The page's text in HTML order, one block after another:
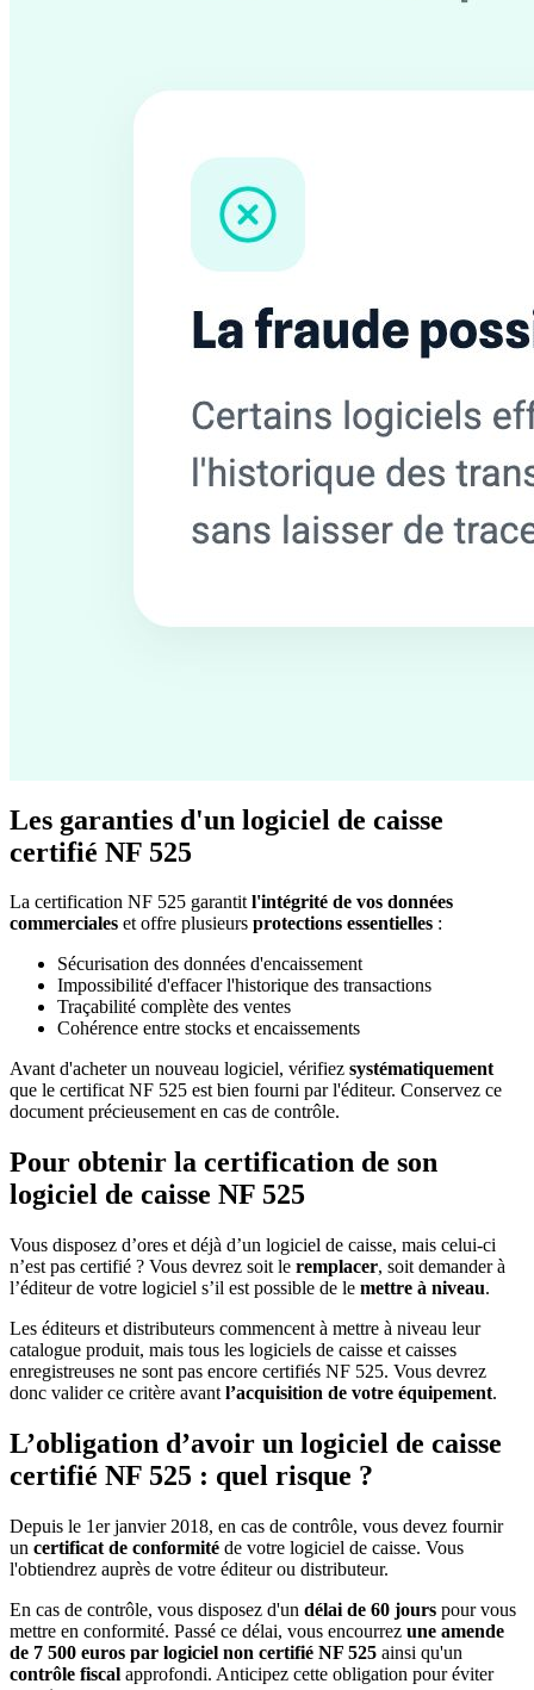
Les garanties d'un logiciel de caisse
certifié NF 525
La certification NF 525 garantitl'intégrité de vos données
commerciales et offre plusieurs protections essentielles :
Sécurisation des données d'encaissement
Impossibilité d'effacer l'historique des transactions
Traçabilité complète des ventes
Cohérence entre stocks et encaissements
Avant d'acheter un nouveau logiciel, vérifiez systématiquement
que le certificat NF 525 est bien fourni par l'éditeur. Conservez ce
document précieusement en cas de contrôle.
Pour obtenir la certification de son
logiciel de caisse NF 525
Vous disposez d’ores et déjà d’un logiciel de caisse, mais celui-ci
n’est pas certifié ? Vous devrez soit le remplacer, soit demander à
l’éditeur de votre logiciel s’il est possible de le mettre à niveau.
Les éditeurs et distributeurs commencent à mettre à niveau leur
catalogue produit, mais tous les logiciels de caisse et caisses
enregistreuses ne sont pas encore certifiés NF 525. Vous devrez
donc valider ce critère avant l’acquisition de votre équipement.
L’obligation d’avoir un logiciel de caisse
certifié NF 525 : quel risque ?
Depuis le 1er janvier 2018, en cas de contrôle, vous devez fournir
un certificat de conformité de votre logiciel de caisse. Vous
l'obtiendrez auprès de votre éditeur ou distributeur.
En cas de contrôle, vous disposez d'un délai de 60 jours pour vous
mettre en conformité. Passé ce délai, vous encourrez une amende
de 7 500 euros par logiciel non certifié NF 525 ainsi qu'un
contrôle fiscal approfondi. Anticipez cette obligation pour éviter